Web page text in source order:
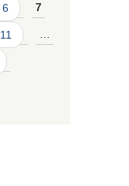
6 7
11 …